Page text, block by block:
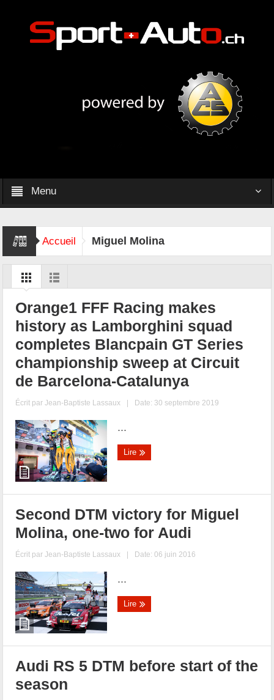
Menu
Accueil Miguel Molina
Orange1 FFF Racing makes
history as Lamborghini squad
completes Blancpain GT Series
championship sweep at Circuit
de Barcelona-Catalunya
Écrit parJean-Baptiste Lassaux | Date: 30 septembre 2019
...
Lire
Second DTM victory for Miguel
Molina, one-two for Audi
Écrit parJean-Baptiste Lassaux | Date: 06 juin 2016
...
Lire
Audi RS 5 DTM before start of the
season